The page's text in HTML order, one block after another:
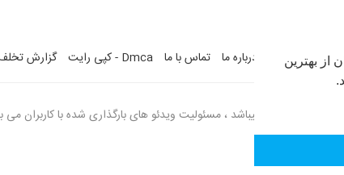
از بهترین
خصوصی درباره ما تماس با ما Dmca - کپی رایت گزارش
ویدئو عمومی میباشد ، مسئولیت ویدئو های بارگذاری شده با کاربران می